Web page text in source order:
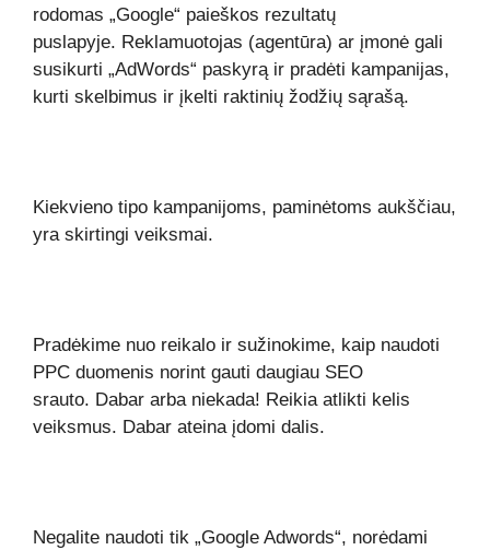
rodomas „Google“ paieškos rezultatų
puslapyje. Reklamuotojas (agentūra) ar įmonė gali
susikurti „AdWords“ paskyrą ir pradėti kampanijas,
kurti skelbimus ir įkelti raktinių žodžių sąrašą.
Kiekvieno tipo kampanijoms, paminėtoms aukščiau,
yra skirtingi veiksmai.
Pradėkime nuo reikalo ir sužinokime, kaip naudoti
PPC duomenis norint gauti daugiau SEO
srauto. Dabar arba niekada! Reikia atlikti kelis
veiksmus. Dabar ateina įdomi dalis.
Negalite naudoti tik „Google Adwords“, norėdami